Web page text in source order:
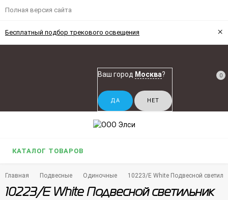
Полная версия сайта
Бесплатный подбор трекового освещения ×
Ваш город Москва? 0
КАТАЛОГ ТОВАРОВ
Главная Подвесные Одиночные 10223/E White Подвесной
10223/E White Подвесной светильник